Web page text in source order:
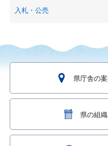
入札・公売
県庁舎の
県の組